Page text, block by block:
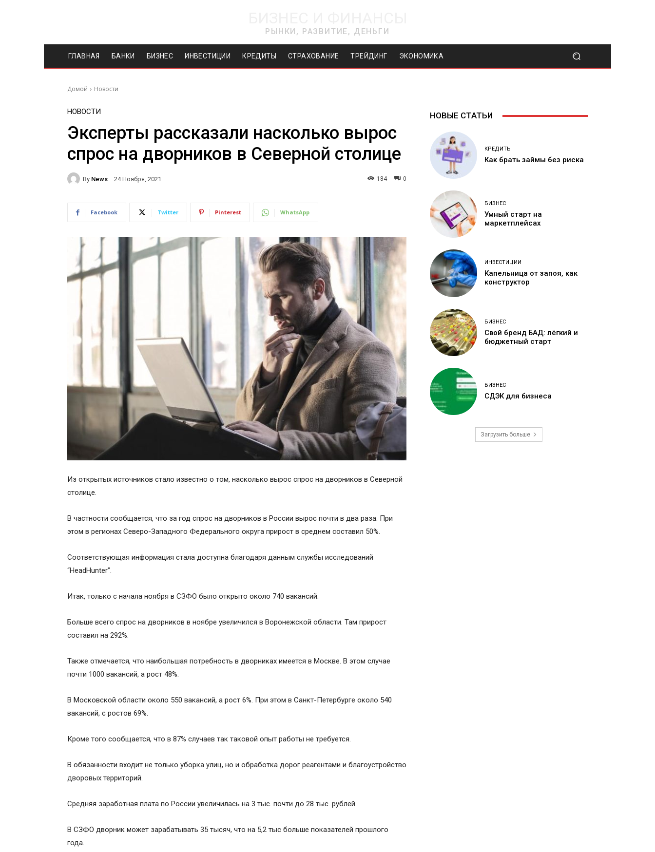
РЫНКИ, РАЗВИТИЕ, ДЕНЬГИ
ГЛАВНАЯ БАНКИ БИЗНЕС ИНВЕСТИЦИИ КРЕДИТЫ СТРАХОВАНИЕ ТРЕЙДИНГ ЭКОНОМИКА
Домой Новости
НОВОСТИ
Эксперты рассказали насколько вырос
спрос на дворников в Северной столице
By News 24 Ноября, 2021 0
184
Facebook Twitter Pinterest WhatsApp
Из открытых источников стало известно о том, насколько вырос спрос на дворников в Северной
столице.
В частности сообщается, что за год спрос на дворников в России вырос почти в два раза. При
этом в регионах Северо-Западного Федерального округа прирост в среднем составил 50%.
Соответствующая информация стала доступна благодаря данным службы исследований
“HeadHunter”.
Итак, только с начала ноября в СЗФО было открыто около 740 вакансий.
Больше всего спрос на дворников в ноябре увеличился в Воронежской области. Там прирост
составил на 292%.
Также отмечается, что наибольшая потребность в дворниках имеется в Москве. В этом случае
почти 1000 вакансий, а рост 48%.
В Московской области около 550 вакансий, а рост 6%. При этом в Санкт-Петербурге около 540
вакансий, с ростов 69%.
Кроме того сообщается, что в 87% случаев так таковой опыт работы не требуется.
В обязанности входит не только уборка улиц, но и обработка дорог реагентами и благоустройство
дворовых территорий.
Средняя заработная плата по России увеличилась на 3 тыс. почти до 28 тыс. рублей.
В СЗФО дворник может зарабатывать 35 тысяч, что на 5,2 тыс больше показателей прошлого
года.
НОВЫЕ СТАТЬИ
КРЕДИТЫ
Как брать займы без риска
БИЗНЕС
Умный старт на
маркетплейсах
ИНВЕСТИЦИИ
Капельница от запоя, как
конструктор
БИЗНЕС
Свой бренд БАД: лёгкий и
бюджетный старт
БИЗНЕС
СДЭК для бизнеса
Загрузить больше